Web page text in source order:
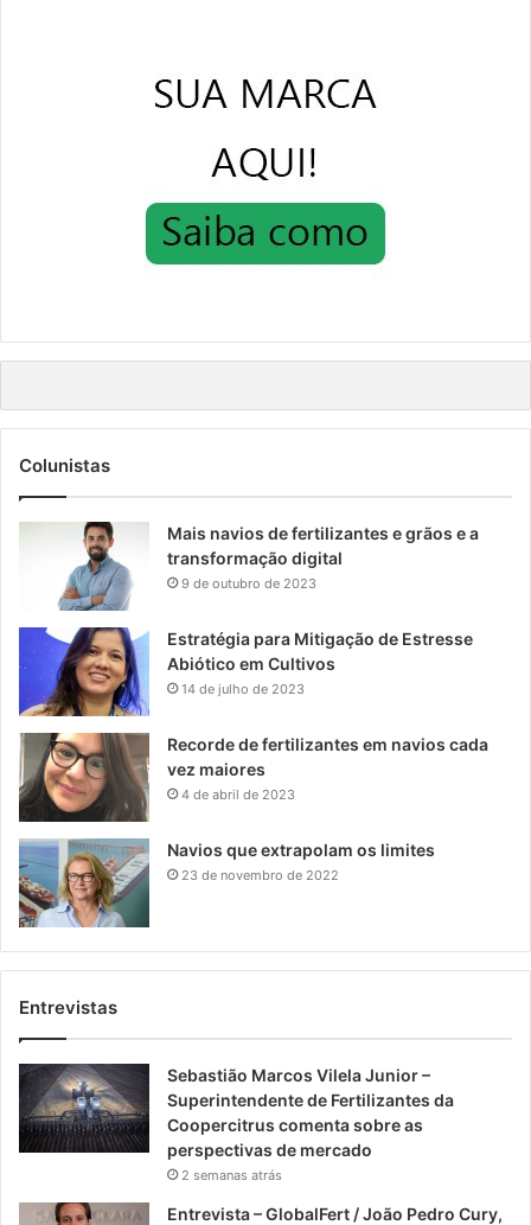
Colunistas
Mais navios de fertilizantes e grãos e a
transformação digital
9 de outubro de 2023
Estratégia para Mitigação de Estresse
Abiótico em Cultivos
14 de julho de 2023
Recorde de fertilizantes em navios cada
vez maiores
4 de abril de 2023
Navios que extrapolam os limites
23 de novembro de 2022
Entrevistas
Sebastião Marcos Vilela Junior –
Superintendente de Fertilizantes da
Coopercitrus comenta sobre as
perspectivas de mercado
2 semanas atrás
Entrevista – GlobalFert / João Pedro Cury,